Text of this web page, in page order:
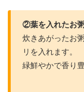
②葉を入れたお
炊きあがったお
リを入れます。
緑鮮やかで香り